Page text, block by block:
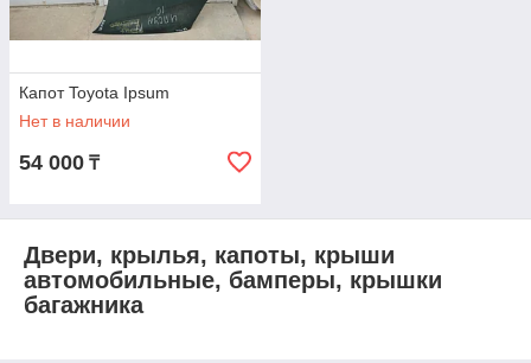
Капот Toyota Ipsum
Нет в наличии
54 000 ₸
Двери, крылья, капоты, крыши
автомобильные, бамперы, крышки
багажника